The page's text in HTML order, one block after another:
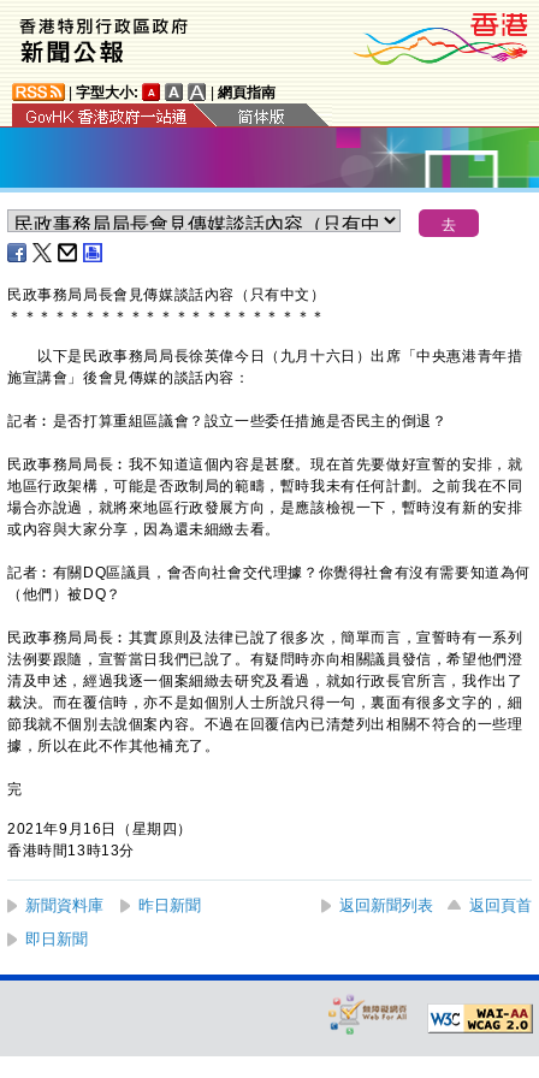
字型大小: 網頁指南
民政事務局局長會見傳媒談話內容（只有中文）
＊ ＊ ＊ ＊ ＊ ＊ ＊ ＊ ＊ ＊ ＊ ＊ ＊ ＊ ＊ ＊ ＊ ＊ ＊ ＊ ＊
以下是民政事務局局長徐英偉今日（九月十六日）出席「中央惠港青年措
施宣講會」後會見傳媒的談話內容：
記者︰是否打算重組區議會？設立一些委任措施是否民主的倒退？
民政事務局局長︰我不知道這個內容是甚麼。現在首先要做好宣誓的安排，就
地區行政架構，可能是否政制局的範疇，暫時我未有任何計劃。之前我在不同
場合亦說過，就將來地區行政發展方向，是應該檢視一下，暫時沒有新的安排
或內容與大家分享，因為還未細緻去看。
記者︰有關DQ區議員，會否向社會交代理據？你覺得社會有沒有需要知道為何
（他們）被DQ？
民政事務局局長︰其實原則及法律已說了很多次，簡單而言，宣誓時有一系列
法例要跟隨，宣誓當日我們已說了。有疑問時亦向相關議員發信，希望他們澄
清及申述，經過我逐一個案細緻去研究及看過，就如行政長官所言，我作出了
裁決。而在覆信時，亦不是如個別人士所說只得一句，裏面有很多文字的，細
節我就不個別去說個案內容。不過在回覆信內已清楚列出相關不符合的一些理
據，所以在此不作其他補充了。
完
2021年9月16日（星期四）
香港時間13時13分
新聞資料庫 昨日新聞 返回新聞列表
返回頁首
即日新聞